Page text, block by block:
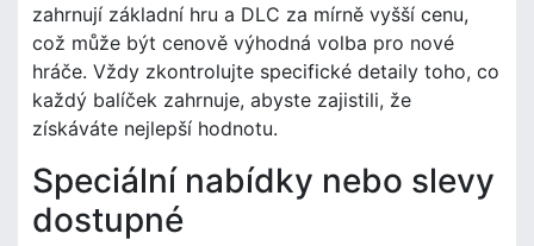
zahrnují základní hru a DLC za mírně vyšší cenu,
což může být cenově výhodná volba pro nové
hráče. Vždy zkontrolujte specifické detaily toho, co
každý balíček zahrnuje, abyste zajistili, že
získáváte nejlepší hodnotu.
Speciální nabídky nebo slevy
dostupné